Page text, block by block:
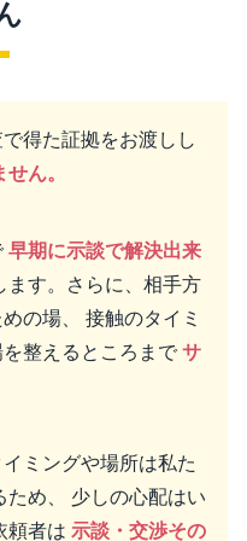
得た証拠をお渡しし
ん。
早期に示談で解決出来
ます。さらに、相手方
の場、 接触のタイミ
整えるところまで サ
ミングや場所は私た
ため、 少しの心配はい
頼者は 示談・交渉その